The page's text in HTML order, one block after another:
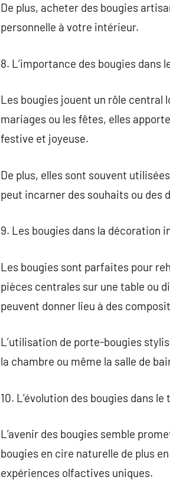
De plus, acheter des bougies
personnelle à votre intérieur.
8. L’importance des bougies dans
Les bougies jouent un rôle central
mariages ou les fêtes, elles
festive et joyeuse.
De plus, elles sont souvent
peut incarner des souhaits ou des
9. Les bougies dans la décoration
Les bougies sont parfaites pour
pièces centrales sur une table ou
peuvent donner lieu à des
L’utilisation de porte-bougies
la chambre ou même la salle de
10. L’évolution des bougies dans le
L’avenir des bougies semble
bougies en cire naturelle de plus
expériences olfactives uniques.